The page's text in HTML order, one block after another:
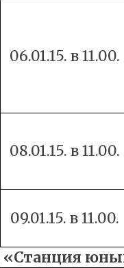
06.01.15. в 11.00.
08.01.15. в 11.00.
09.01.15. в 11.00.
«Станция